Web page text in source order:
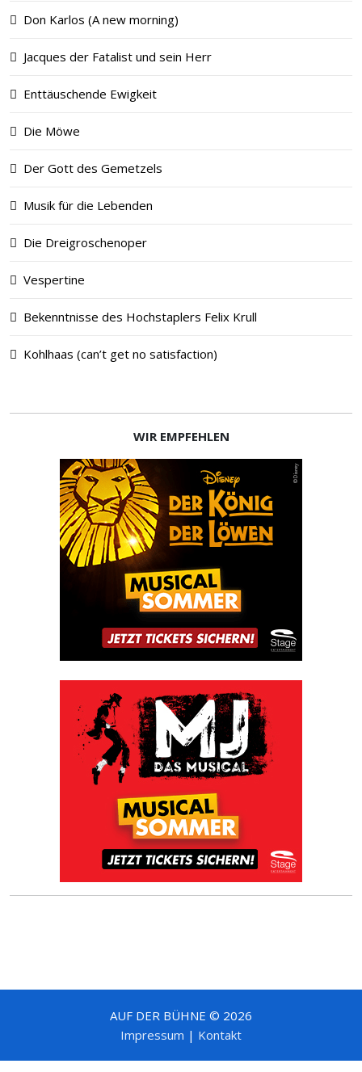
Don Karlos (A new morning)
Jacques der Fatalist und sein Herr
Enttäuschende Ewigkeit
Die Möwe
Der Gott des Gemetzels
Musik für die Lebenden
Die Dreigroschenoper
Vespertine
Bekenntnisse des Hochstaplers Felix Krull
Kohlhaas (can’t get no satisfaction)
WIR EMPFEHLEN
AUF DER BÜHNE © 2026
Impressum | Kontakt